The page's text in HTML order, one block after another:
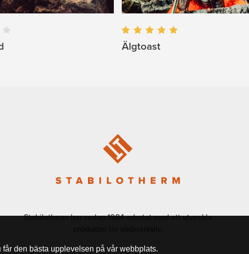
den bästa upplevelsen på vår webbplats.
Älgtoast
Stabilotherm har sedan 1984 arbetat med att utveckla